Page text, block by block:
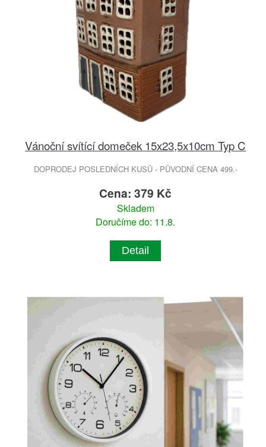
Vánoční svítící domeček 15x23,5x10cm Typ C
DOPRODEJ POSLEDNÍCH KUSŮ - PŮVODNÍ CENA 499.-
Cena: 379 Kč
Skladem
Doručíme do: 11.8.
Detail